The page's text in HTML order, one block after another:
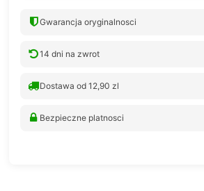
Gwarancja oryginalnosci
14 dni na zwrot
Dostawa od 12,90 zl
Bezpieczne platnosci